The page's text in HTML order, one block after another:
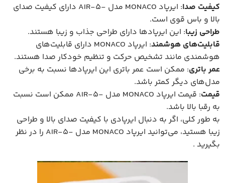
کیفیت صدا
: ایرپاد MONACO مدل -AIR-5 دارای کیفیت صدای
بالا و باس قوی است.
طراحی زیبا: این ایرپاد‌ها دارای طراحی جذاب و زیبا هستند.
قابلیت‌های هوشمند
: ایرپاد MONACO دارای قابلیت‌های
هوشمندی مانند تشخیص حرکت و تنظیم خودکار صدا هستند.
عمر باتری: ممکن است عمر باتری این ایرپاد‌ها نسبت به برخی
مدل‌های دیگر کمتر باشد.
قیمت
: قیمت ایرپاد MONACO مدل -AIR-5 ممکن است نسبت
به رقبا بالا باشد.
به طور کلی، اگر به دنبال ایرپادی با کیفیت صدای بالا و طراحی
زیبا هستید، می‌توانید ایرپاد MONACO مدل -AIR-5 را در نظر
بگیرید .